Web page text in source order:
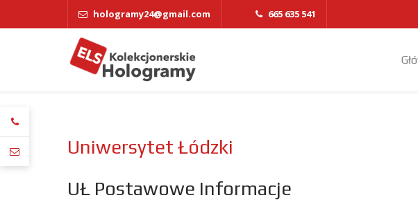
hologramy24@gmail.com 665 635 541
Uniwersytet Łódzki
UŁ Postawowe Informacje